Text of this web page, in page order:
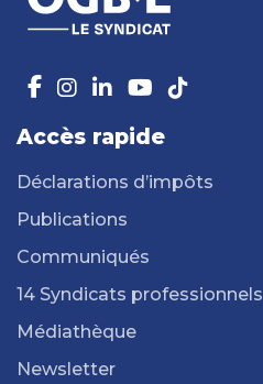
Accès rapide
Déclarations d’impôts
Publications
Communiqués
14 Syndicats professionnels
Médiathèque
Newsletter